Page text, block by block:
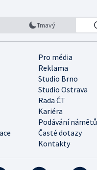
Tmavý
Pro média
Reklama
Studio Brno
Studio Ostrava
Rada ČT
Kariéra
Podávání námětů
Časté dotazy
Kontakty